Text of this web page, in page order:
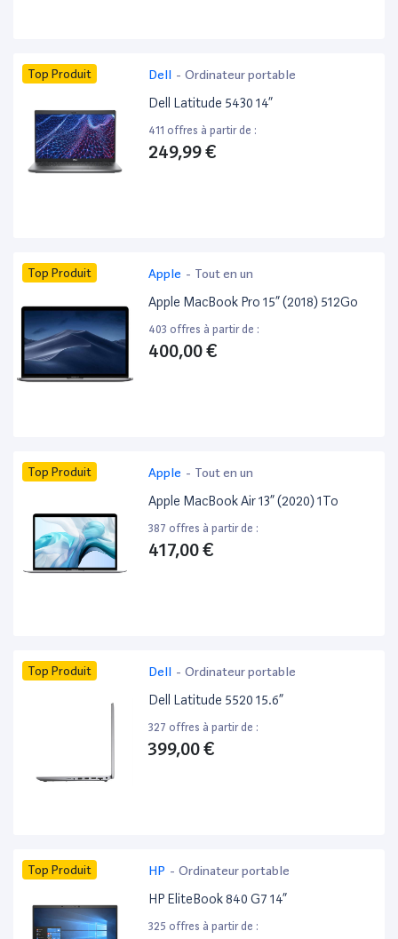
Top Produit Dell - Ordinateur portable
Dell Latitude 5430 14”
411 offres à partir de :
249,99 €
Top Produit Apple - Tout en un
Apple MacBook Pro 15” (2018) 512Go
403 offres à partir de :
400,00 €
Top Produit Apple - Tout en un
Apple MacBook Air 13” (2020) 1To
387 offres à partir de :
417,00 €
Top Produit Dell - Ordinateur portable
Dell Latitude 5520 15.6”
327 offres à partir de :
399,00 €
Top Produit HP - Ordinateur portable
HP EliteBook 840 G7 14”
325 offres à partir de :